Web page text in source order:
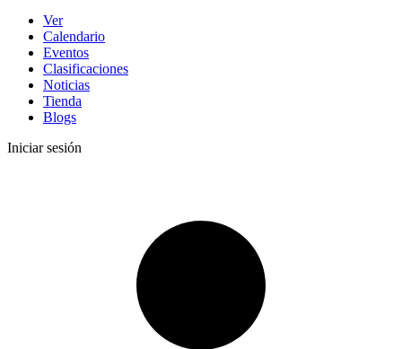
Ver
Calendario
Eventos
Clasificaciones
Noticias
Tienda
Blogs
Iniciar sesión